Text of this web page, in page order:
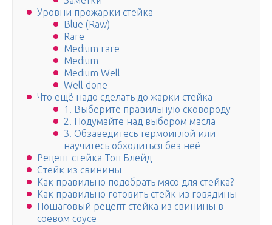
Уровни прожарки стейка
Blue (Raw)
Rare
Medium rare
Medium
Medium Well
Well done
Что ещё надо сделать до жарки стейка
1. Выберите правильную сковороду
2. Подумайте над выбором масла
3. Обзаведитесь термоиглой или
научитесь обходиться без неё
Рецепт стейка Топ Блейд
Стейк из свинины
Как правильно подобрать мясо для стейка?
Как правильно готовить стейк из говядины
Пошаговый рецепт стейка из свинины в
соевом соусе